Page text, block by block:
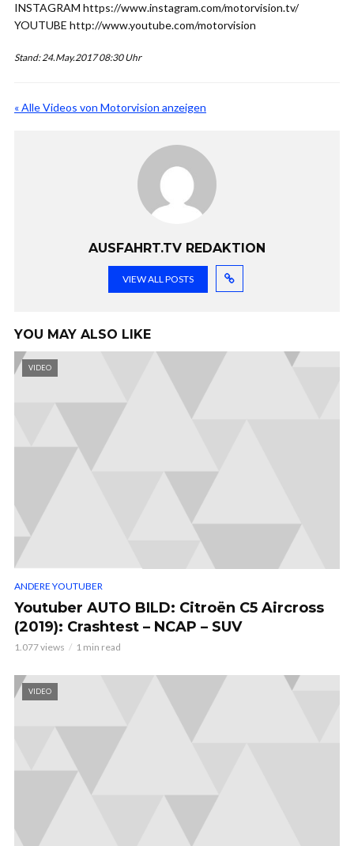
INSTAGRAM https://www.instagram.com/motorvision.tv/
YOUTUBE http://www.youtube.com/motorvision
Stand: 24.May.2017 08:30 Uhr
« Alle Videos von Motorvision anzeigen
AUSFAHRT.TV REDAKTION
VIEW ALL POSTS
YOU MAY ALSO LIKE
VIDEO
ANDERE YOUTUBER
Youtuber AUTO BILD: Citroën C5 Aircross
(2019): Crashtest – NCAP – SUV
1.077 views 1 min read
VIDEO